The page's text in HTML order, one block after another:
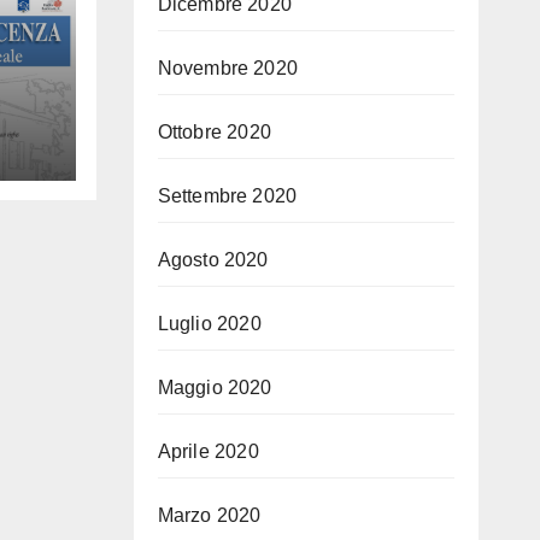
Dicembre 2020
Novembre 2020
Ottobre 2020
Settembre 2020
Agosto 2020
Luglio 2020
Maggio 2020
Aprile 2020
Marzo 2020